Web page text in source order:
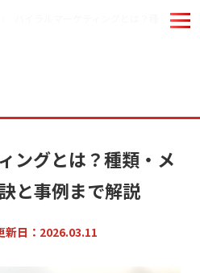
バイラルマーケティングとは？種類・メ
ングとは？種類・メ
と事例まで解説
新日：2026.03.11